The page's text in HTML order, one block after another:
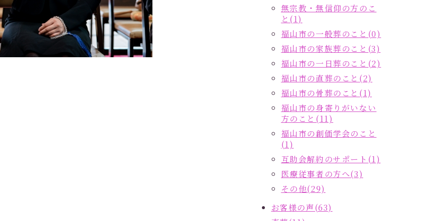
無宗教・無信仰の方のこ
と(1)
福山市の一般葬のこと(0)
福山市の家族葬のこと(3)
福山市の一日葬のこと(2)
福山市の直葬のこと(2)
福山市の骨葬のこと(1)
福山市の身寄りがいない
方のこと(11)
福山市の創価学会のこと
(1)
互助会解約のサポート(1)
医療従事者の方へ(3)
その他(29)
お客様の声(63)